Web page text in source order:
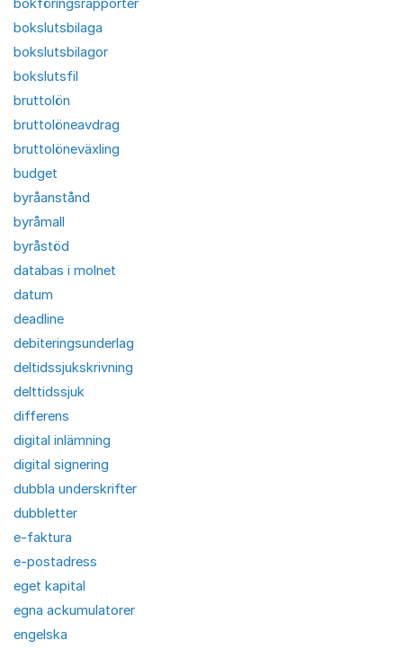
bokföringsrapporter
bokslutsbilaga
bokslutsbilagor
bokslutsfil
bruttolön
bruttolöneavdrag
bruttolöneväxling
budget
byråanstånd
byråmall
byråstöd
databas i molnet
datum
deadline
debiteringsunderlag
deltidssjukskrivning
delttidssjuk
differens
digital inlämning
digital signering
dubbla underskrifter
dubbletter
e-faktura
e-postadress
eget kapital
egna ackumulatorer
engelska